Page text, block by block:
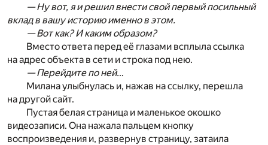
— Ну вот, я и решил внести свой первый посильный
вклад в вашу историю именно в этом.
— Вот как? И каким образом?
Вместо ответа перед её глазами всплыла ссылка
на адрес объекта в сети и строка под нею.
— Перейдите по ней…
Милана улыбнулась и, нажав на ссылку, перешла
на другой сайт.
Пустая белая страница и маленькое окошко
видеозаписи. Она нажала пальцем кнопку
воспроизведения и, развернув страницу, затаила